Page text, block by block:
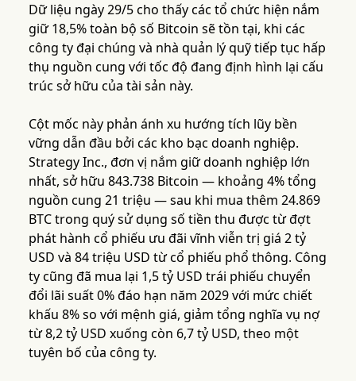
Dữ liệu ngày 29/5 cho thấy các tổ chức hiện nắm
giữ 18,5% toàn bộ số Bitcoin sẽ tồn tại, khi các
công ty đại chúng và nhà quản lý quỹ tiếp tục hấp
thụ nguồn cung với tốc độ đang định hình lại cấu
trúc sở hữu của tài sản này.
Cột mốc này phản ánh xu hướng tích lũy bền
vững dẫn đầu bởi các kho bạc doanh nghiệp.
Strategy Inc., đơn vị nắm giữ doanh nghiệp lớn
nhất, sở hữu 843.738 Bitcoin — khoảng 4% tổng
nguồn cung 21 triệu — sau khi mua thêm 24.869
BTC trong quý sử dụng số tiền thu được từ đợt
phát hành cổ phiếu ưu đãi vĩnh viễn trị giá 2 tỷ
USD và 84 triệu USD từ cổ phiếu phổ thông. Công
ty cũng đã mua lại 1,5 tỷ USD trái phiếu chuyển
đổi lãi suất 0% đáo hạn năm 2029 với mức chiết
khấu 8% so với mệnh giá, giảm tổng nghĩa vụ nợ
từ 8,2 tỷ USD xuống còn 6,7 tỷ USD, theo một
tuyên bố của công ty.